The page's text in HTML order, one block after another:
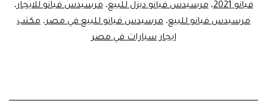
فيانو 2021
،مرسيدس فيانو ديزل للبيع،مرسيدس فيانو للايجار،
مرسيدس فيانو للبيع، مرسيدس فيانو للبيع في مصر، مكتب
ايجار سيارات في مصر